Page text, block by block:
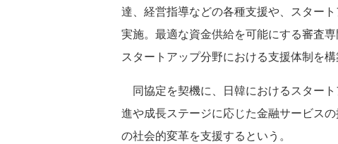
達、経営指導などの各種支援や、スター
実施。最適な資金供給を可能にする審査
スタートアップ分野における支援体制を構
同協定を契機に、日韓におけるスター
進や成長ステージに応じた金融サービス
の社会的変革を支援するという。